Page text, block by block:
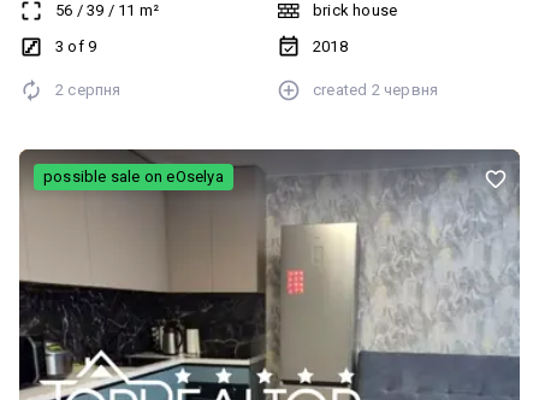
ремонт, санвузол суміщений, меблі та техніка залишаються. Ціна:
65 000 у.о. торг реальному покупцю (код обєкту 4270-КЮ) При
вказаний на початку та наприкінці тексту опису). Якщо Вам не
месенджерах Viber/Telegram/WhatsApp або просто в смс-
повідомленні та з Вами звяжуться найближчим часом.
56 / 39 / 11 m²
3 of 9
brick house
2018
2 серпня created 2 червня
possible sale on eOselya